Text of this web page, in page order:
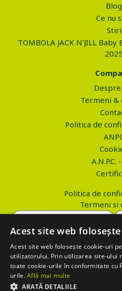
Blog
Ce nu
Stiri
TOMBOLA JACK N'JILL
2025
Termeni &
Politica de
A.N.P.C.
Politica de
Termeni si
Copyright ©
$('.btn_gdpr').click(function() { //
values+='action=accept-gdpr';
Acest site web
Acest site web folosește cookie-uri
utilizatorului. Prin utilizarea site-ului
toate cookie-urile în conformitate cu
urile.Află mai multe
ARATĂ DETALIILE